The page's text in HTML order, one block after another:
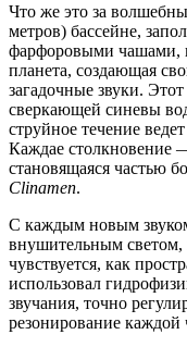
Что же это за
метров) бассейне,
фарфоровыми чашами,
планета, создающая
загадочные звуки.
сверкающей синевы
струйное течение
Каждае столкновение
становящаяся частью
Clinamen.
С каждым новым
внушительным
чувствуется, как
использовал
звучания, точно
резонирование каждой